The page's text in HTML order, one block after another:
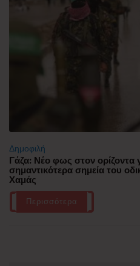
Δημοφιλή
Γάζα: Νέο φως στον ορίζοντα
σημαντικότερα σημεία του
Χαμάς
Περισσότερα